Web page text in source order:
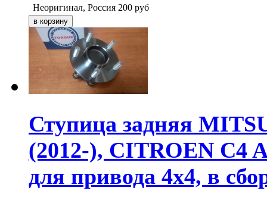
Неоригинал, Россия 200 руб
Ступица задняя
(2012-), CITROEN C4
для привода 4x4, в